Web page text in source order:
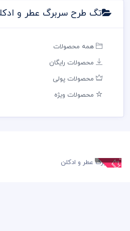
تگ طرح سربرگ عطر و
همه محصولات
محصولات رایگان
محصولات پولی
محصولات ویژه
سربرگ عطر ویادداشت